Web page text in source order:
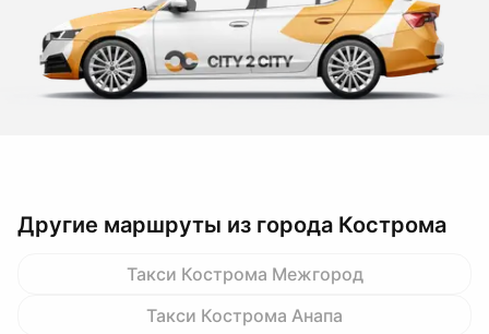
Другие маршруты из города Кострома
Такси Кострома Межгород
Такси Кострома Анапа